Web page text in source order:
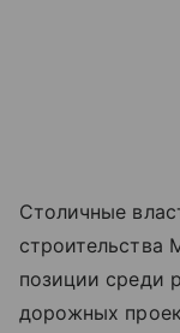
Столичные
строительства
позиции среди
дорожных